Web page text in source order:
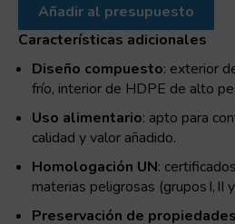
boca
ancha
litros
cantidad
Añadir al presupuesto
Características adicionales
Diseño compuesto: exterior
frío, interior de HDPE de alto
Uso alimentario: apto para
calidad y valor añadido.
Homologación UN:
materias peligrosas (grupos I, II y
Preservación de propiedades